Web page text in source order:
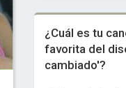
¿Cuál es tu
favorita del
cambiado'?